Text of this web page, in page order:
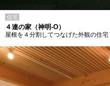
住宅
４連の家（神明-O）
屋根を４分割してつなげた外観の住宅